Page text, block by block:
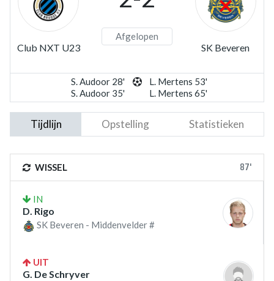
Club NXT U23
Afgelopen
SK Beveren
S. Audoor 28'
S. Audoor 35'
L. Mertens 53'
L. Mertens 65'
Tijdlijn Opstelling Statistieken
WISSEL 87'
IN
D. Rigo
SK Beveren - Middenvelder #
UIT
G. De Schryver